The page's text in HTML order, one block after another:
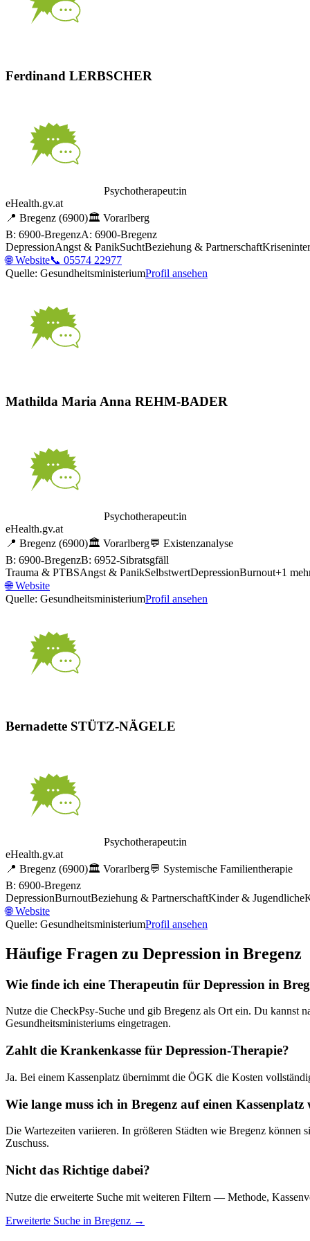
Ferdinand LERBSCHER
Psychotherapeut:in
eHealth.gv.at
📍 Bregenz (6900)🏛️ Vorarlberg
B: 6900-BregenzA: 6900-Bregenz
DepressionAngst & PanikSuchtBeziehung & Partnerschaft
🌐Website📞 05574 22977
Quelle: GesundheitsministeriumProfil ansehen
Mathilda Maria Anna REHM-BADER
Psychotherapeut:in
eHealth.gv.at
📍 Bregenz (6900)🏛️ Vorarlberg💬 Existenzanalyse
B: 6900-BregenzB: 6952-Sibratsgfäll
Trauma & PTBSAngst & PanikSelbstwertDepressionBurnout+1
🌐Website
Quelle: GesundheitsministeriumProfil ansehen
Bernadette STÜTZ-NÄGELE
Psychotherapeut:in
eHealth.gv.at
📍 Bregenz (6900)🏛️ Vorarlberg💬 Systemische Familientherapie
B: 6900-Bregenz
DepressionBurnoutBeziehung & PartnerschaftKinder & Jugendliche
🌐Website
Quelle: GesundheitsministeriumProfil ansehen
Häufige Fragen zu Depression in Bregenz
Wie finde ich eine Therapeutin für Depression in
Nutze die CheckPsy-Suche und gib Bregenz als Ort ein. Du kannst
Gesundheitsministeriums eingetragen.
Zahlt die Krankenkasse für Depression-Therapie?
Ja. Bei einem Kassenplatz übernimmt die ÖGK die Kosten
Wie lange muss ich in Bregenz auf einen Kassenplatz
Die Wartezeiten variieren. In größeren Städten wie Bregenz können
Zuschuss.
Nicht das Richtige dabei?
Nutze die erweiterte Suche mit weiteren Filtern — Methode,
Erweiterte Suche in Bregenz →